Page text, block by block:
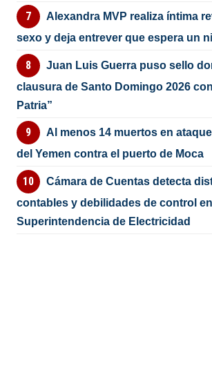
Alexandra MVP realiza íntima
sexo y deja entrever que espera un
Juan Luis Guerra puso sello
clausura de Santo Domingo 2026
Patria”
Al menos 14 muertos en
del Yemen contra el puerto de Moca
Cámara de Cuentas detecta
contables y debilidades de control
Superintendencia de Electricidad